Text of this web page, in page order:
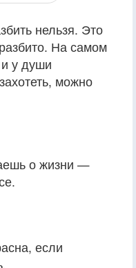
нельзя. Это
На самом
у души
можно
о жизни —
если